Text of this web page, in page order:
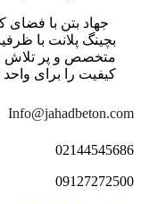
جهاد بتن با فضای
متخصص و پر تلاش
کیفیت را برای واحد
Info@jahadbeton.com
02144545686
09127272500